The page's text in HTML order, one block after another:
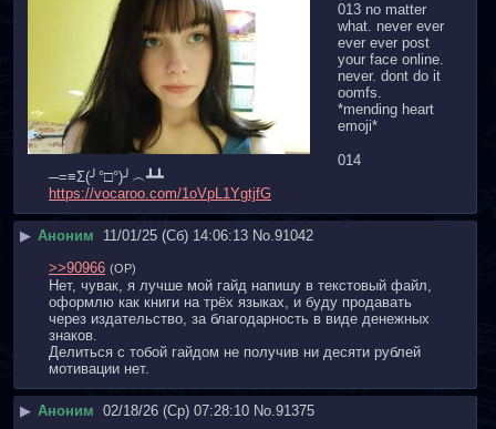
013 no matter
what. never ever
ever ever post
your face online.
never. dont do it
oomfs.
*mending heart
emoji*
014
─⁠=⁠≡⁠Σ⁠(⁠╯⁠°⁠□⁠°⁠)⁠╯⁠︵⁠┻⁠┻
https://vocaroo.com/1oVpL1YgtjfG
▶ Аноним 11/01/25 (Сб) 14:06:13 No.91042
>>90966 (OP)
Нет, чувак, я лучше мой гайд напишу в текстовый файл,
оформлю как книги на трёх языках, и буду продавать
через издательство, за благодарность в виде денежных
знаков.
Делиться с тобой гайдом не получив ни десяти рублей
мотивации нет.
▶ Аноним 02/18/26 (Ср) 07:28:10 No.91375